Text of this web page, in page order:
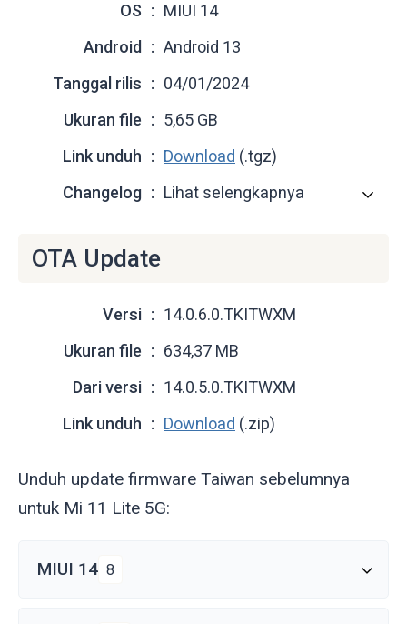
OS
MIUI 14
Android
Android 13
Tanggal rilis
04/01/2024
Ukuran file
5,65 GB
Link unduh
Download (.tgz)
Changelog
Lihat selengkapnya
OTA Update
Versi
14.0.6.0.TKITWXM
Ukuran file
634,37 MB
Dari versi
14.0.5.0.TKITWXM
Link unduh
Download (.zip)
Unduh update firmware Taiwan sebelumnya
untuk Mi 11 Lite 5G:
MIUI 14 8